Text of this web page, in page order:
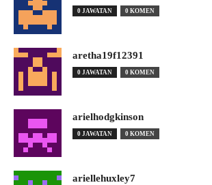
0 JAWATAN 0 KOMEN
aretha19f12391
0 JAWATAN 0 KOMEN
arielhodgkinson
0 JAWATAN 0 KOMEN
ariellehuxley7